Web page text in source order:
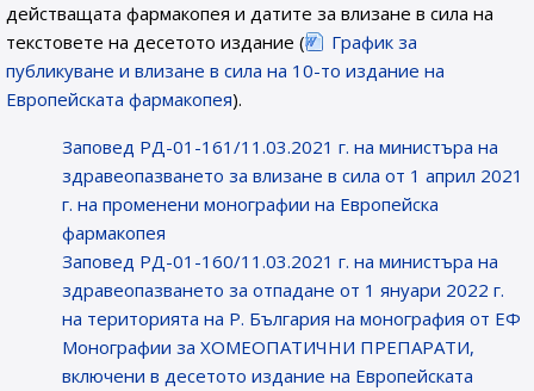
действащата фармакопея и датите за влизане в сила на
текстовете на десетото издание (
График за
публикуване и влизане в сила на 10-то издание на
Европейската фармакопея).
Заповед РД-01-161/11.03.2021 г. на министъра на
здравеопазването за влизане в сила от 1 април 2021
г. на променени монографии на Европейска
фармакопея
Заповед РД-01-160/11.03.2021 г. на министъра на
здравеопазването за отпадане от 1 януари 2022 г.
на територията на Р. България на монография от ЕФ
Монографии за ХОМЕОПАТИЧНИ ПРЕПАРАТИ,
включени в десетото издание на Европейската